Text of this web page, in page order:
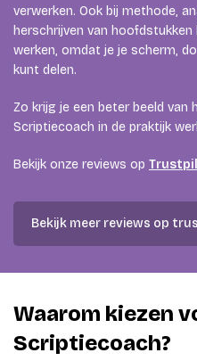
verwerken. Ook bij methode,
herschrijven van
werken, omdat je je scherm,
kunt delen.
Zo krijg je een beter beeld van
Scriptiecoach in de praktijk
Bekijk onze reviews op
Bekijk meer reviews op
Waarom kiezen
Scriptiecoach?